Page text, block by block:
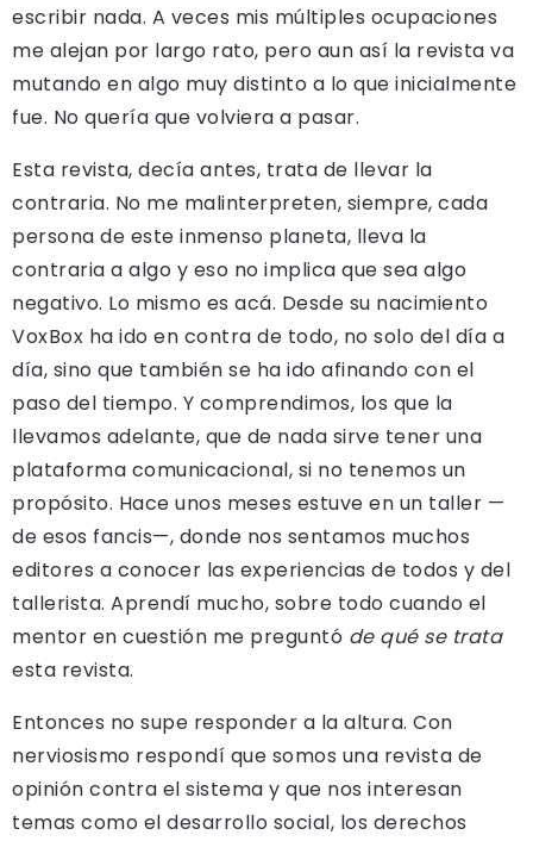
escribir nada. A veces mis múltiples ocupaciones
me alejan por largo rato, pero aun así la revista va
mutando en algo muy distinto a lo que inicialmente
fue. No quería que volviera a pasar.
Esta revista, decía antes, trata de llevar la
contraria. No me malinterpreten, siempre, cada
persona de este inmenso planeta, lleva la
contraria a algo y eso no implica que sea algo
negativo. Lo mismo es acá. Desde su nacimiento
VoxBox ha ido en contra de todo, no solo del día a
día, sino que también se ha ido afinando con el
paso del tiempo. Y comprendimos, los que la
llevamos adelante, que de nada sirve tener una
plataforma comunicacional, si no tenemos un
propósito. Hace unos meses estuve en un taller —
de esos fancis—, donde nos sentamos muchos
editores a conocer las experiencias de todos y del
tallerista. Aprendí mucho, sobre todo cuando el
mentor en cuestión me preguntó de qué se trata
esta revista.
Entonces no supe responder a la altura. Con
nerviosismo respondí que somos una revista de
opinión contra el sistema y que nos interesan
temas como el desarrollo social, los derechos